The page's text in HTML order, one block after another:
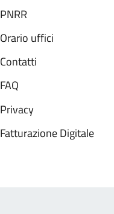
PNRR
Orario uffici
Contatti
FAQ
Privacy
Fatturazione Digitale